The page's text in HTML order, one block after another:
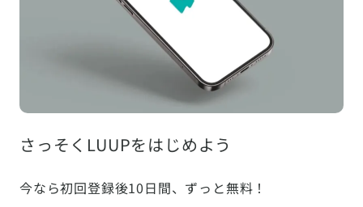
さっそくLUUPをはじめよう
今なら初回登録後10日間、ずっと無料！